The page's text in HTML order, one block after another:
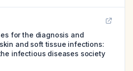
for the diagnosis and
and soft tissue infections:
infectious diseases society